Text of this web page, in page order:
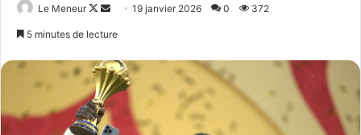
Le Meneur
Follow
Envoyer19 janvier 2026 0 372
5 minutes de lecture